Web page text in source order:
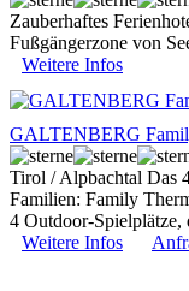
Zauberhaftes
Fußgängerzone von
Weitere Infos
GALTENBERG
Tirol / Alpbachtal Das
Familien: Family
4 Outdoor-Spielplätze,
Weitere Infos